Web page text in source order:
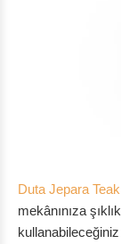
Duta Jepara
mekânınıza